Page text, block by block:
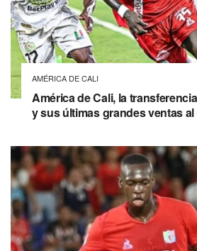
AMÉRICA DE CALI
América de Cali, la
y sus últimas grandes ventas